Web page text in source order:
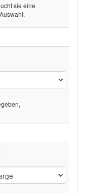
sie eine